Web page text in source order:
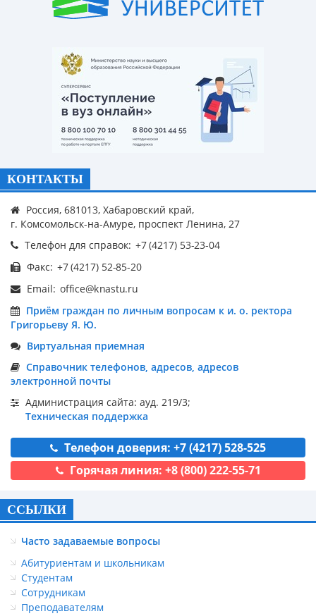
КОНТАКТЫ
Россия, 681013, Хабаровский край,
г. Комсомольск-на-Амуре, проспект Ленина, 27
Телефон для справок:
Факс:
Email:
Приём граждан по личным вопросам к и. о. ректора
Григорьеву Я. Ю.
Виртуальная приемная
Справочник телефонов, адресов, адресов
электронной почты
Администрация сайта: ауд. 219/3;
Техническая поддержка
Телефон доверия: +7 (4217) 528-525
Горячая линия: +8 (800) 222-55-71
ССЫЛКИ
Часто задаваемые вопросы
Абитуриентам и школьникам
Студентам
Сотрудникам
Преподавателям